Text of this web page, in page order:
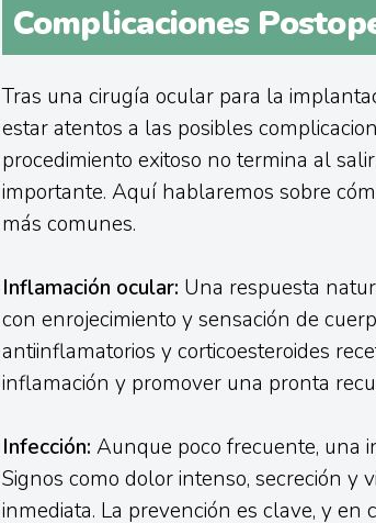
Complicaciones
Tras una cirugía ocular para la
estar atentos a las posibles
procedimiento exitoso no termina al
importante. Aquí hablaremos sobre
más comunes.
Inflamación ocular: Una respuesta
con enrojecimiento y sensación de
antiinflamatorios y corticoesteroides
inflamación y promover una pronta
Infección: Aunque poco frecuente, una
Signos como dolor intenso, secreción y
inmediata. La prevención es clave, y en